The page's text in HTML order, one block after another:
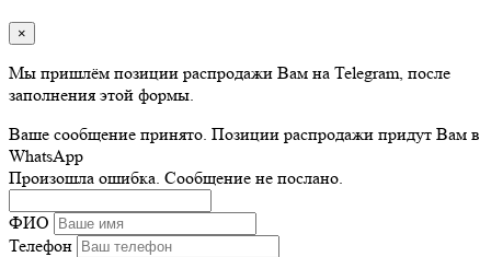
×
Мы пришлём позиции распродажи Вам на Telegram, после
заполнения этой формы.
Ваше сообщение принято. Позиции распродажи придут Вам в
WhatsApp
Произошла ошибка. Сообщение не послано.
ФИО
Телефон